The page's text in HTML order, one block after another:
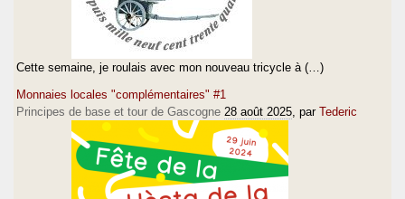
Cette semaine, je roulais avec mon nouveau tricycle à (…)
Monnaies locales "complémentaires" #1
Principes de base et tour de Gascogne 28 août 2025 , par Tederic